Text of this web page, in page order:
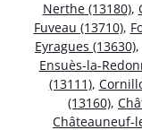
Nerthe (13180),
Fuveau (13710),
Eyragues (13630),
Ensuès-la-
(13111),
(13160),
Châteauneuf-